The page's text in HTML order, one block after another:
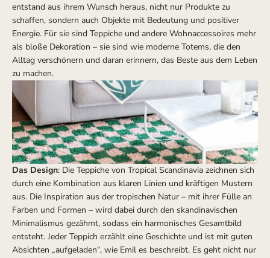
entstand aus ihrem Wunsch heraus, nicht nur Produkte zu
schaffen, sondern auch Objekte mit Bedeutung und positiver
Energie. Für sie sind Teppiche und andere Wohnaccessoires mehr
als bloße Dekoration – sie sind wie moderne Totems, die den
Alltag verschönern und daran erinnern, das Beste aus dem Leben
zu machen.
Das Design: Die Teppiche von Tropical Scandinavia zeichnen sich
durch eine Kombination aus klaren Linien und kräftigen Mustern
aus. Die Inspiration aus der tropischen Natur – mit ihrer Fülle an
Farben und Formen – wird dabei durch den skandinavischen
Minimalismus gezähmt, sodass ein harmonisches Gesamtbild
entsteht. Jeder Teppich erzählt eine Geschichte und ist mit guten
Absichten „aufgeladen“, wie Emil es beschreibt. Es geht nicht nur